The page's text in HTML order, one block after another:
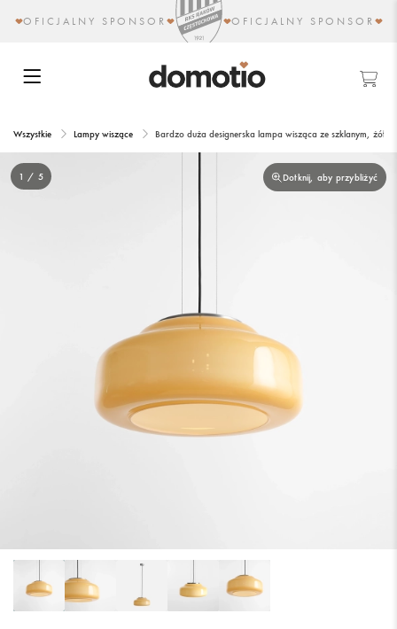
OFICJALNY SPONSOR OFICJALNY SPONSOR
Wszystkie Lampy wiszące Bardzo duża designerska lampa wisząca ze szklanym,
Dotknij, aby przybliżyć
1 / 5